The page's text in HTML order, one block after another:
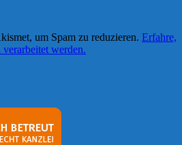
um Spam zu reduzieren. Erfahre,
werden.